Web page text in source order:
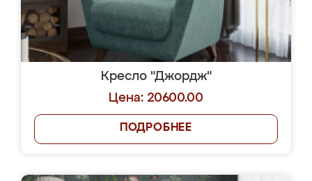
Кресло "Джордж"
Цена: 20600.00
ПОДРОБНЕЕ